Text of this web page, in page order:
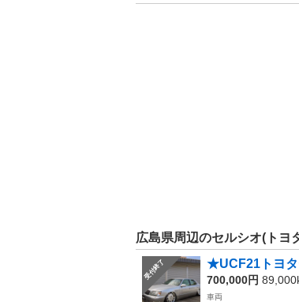
広島県周辺のセルシオ(トヨ
受付終了 ★UCF21トヨタ
700,000円
車両